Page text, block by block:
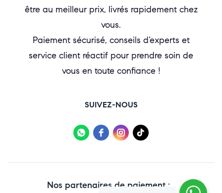
être au meilleur prix, livrés rapidement chez
vous.
Paiement sécurisé, conseils d’experts et
service client réactif pour prendre soin de
vous en toute confiance !
SUIVEZ-NOUS
Nos partenaires de paiement :